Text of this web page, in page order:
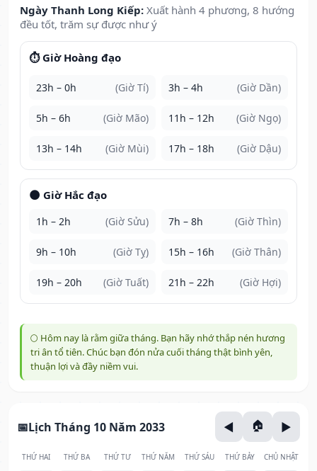
Ngày Thanh Long Kiếp: Xuất hành 4 phương, 8 hướng
đều tốt, trăm sự được như ý
⏱️ Giờ Hoàng đạo
23h – 0h (Giờ Tí) 3h – 4h (Giờ Dần)
5h – 6h (Giờ Mão) 11h – 12h (Giờ Ngọ)
13h – 14h (Giờ Mùi) 17h – 18h (Giờ Dậu)
🌑 Giờ Hắc đạo
1h – 2h (Giờ Sửu) 7h – 8h (Giờ Thìn)
9h – 10h (Giờ Tỵ) 15h – 16h (Giờ Thân)
19h – 20h (Giờ Tuất) 21h – 22h (Giờ Hợi)
🌕 Hôm nay là rằm giữa tháng. Bạn hãy nhớ thắp nén hương
tri ân tổ tiên. Chúc bạn đón nửa cuối tháng thật bình yên,
thuận lợi và đầy niềm vui.
Lịch Tháng 10 Năm 2033
THỨ HAI THỨ BA THỨ TƯ THỨ NĂM THỨ SÁU THỨ BẢY CHỦ NHẬT